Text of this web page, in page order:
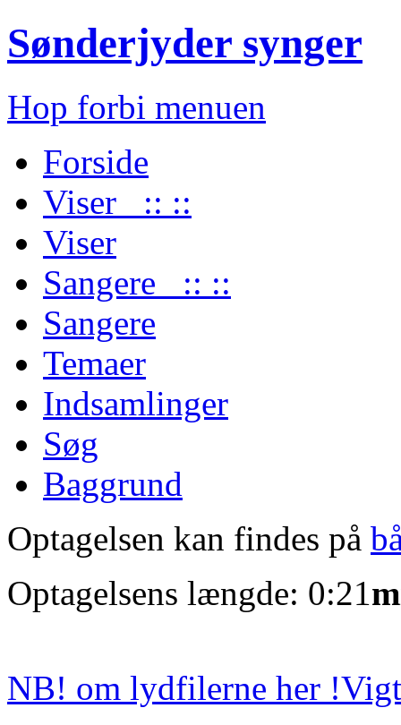
Sønderjyder synger
Hop forbi menuen
Forside
Viser :: ::
Viser
Sangere :: ::
Sangere
Temaer
Indsamlinger
Søg
Baggrund
Optagelsen kan findes på
Optagelsens længde: 0:21
NB! om lydfilerne her !